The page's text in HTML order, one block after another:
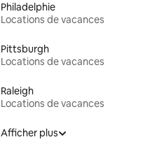
Philadelphie
Locations de vacances
Pittsburgh
Locations de vacances
Raleigh
Locations de vacances
Afficher plus